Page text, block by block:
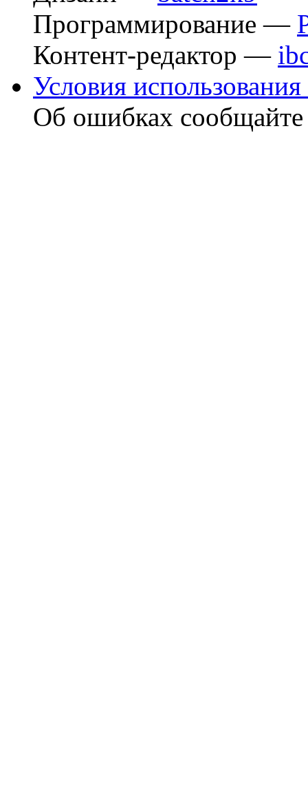
Программирование —
Контент-редактор —
Условия использования
Об ошибках